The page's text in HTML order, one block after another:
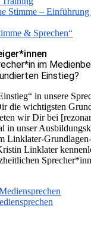
Stimme –
& Sprechen“
im
Einstieg?
in unsere
die wichtigsten
wir Dir bei
in unser
Linklater-
Linklater